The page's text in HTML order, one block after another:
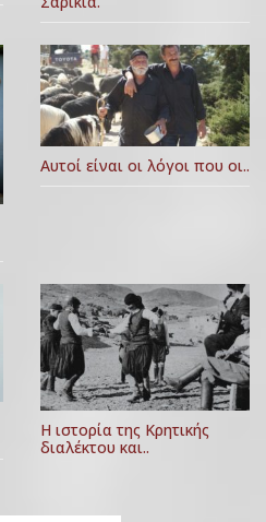
Αυτοί είναι οι λόγοι που οι..
Η ιστορία της Κρητικής
διαλέκτου και..